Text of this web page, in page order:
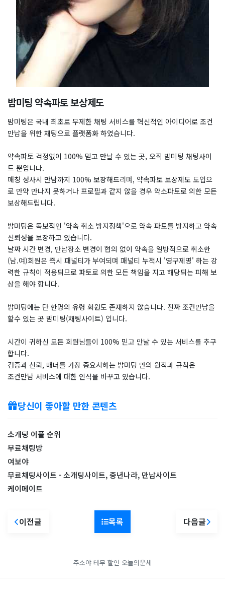
밤미팅 약속파토 보상제도
밤미팅은 국내 최초로 무제한 채팅 서비스를 혁신적인 아이디어로 조건
만남을 위한 채팅으로 플랫폼화 하였습니다.
약속파토 걱정없이 100% 믿고 만날 수 있는 곳, 오직 밤미팅 채팅사이
트 뿐입니다.
매칭 성사시 만남까지 100% 보장해드리며, 약속파토 보상제도 도입으
로 만약 만나지 못하거나 프로필과 같지 않을 경우 약소파토로 의한 모든
보상해드립니다.
밤미팅은 독보적인 '약속 취소 방지정책'으로 약속 파토를 방지하고 약속
신뢰성을 보장하고 있습니다.
날짜 시간 변경, 만남장소 변경이 협의 없이 약속을 일방적으로 취소한
(남.여)회원은 즉시 패널티가 부여되며 패널티 누적시 '영구제명' 하는 강
력한 규칙이 적용되므로 파토로 의한 모든 책임을 지고 해당되는 피해 보
상을 해야 합니다.
밤미팅에는 단 한명의 유령 회원도 존재하지 않습니다. 진짜 조건만남을
할수 있는 곳 밤미팅(채팅사이트) 입니다.
시간이 귀하신 모든 회원님들이 100% 믿고 만날 수 있는 서비스를 추구
합니다.
검증과 신뢰, 매너를 가장 중요시하는 밤미팅 만의 원칙과 규칙은
조건만남 서비스에 대한 인식을 바꾸고 있습니다.
당신이 좋아할 만한 콘텐츠
소개팅 어플 순위
무료채팅방
여보야
무료채팅사이트 - 소개팅사이트, 중년나라, 만남사이트
케이메이트
이전글 목록 다음글
주소야 테무 할인 오늘의운세